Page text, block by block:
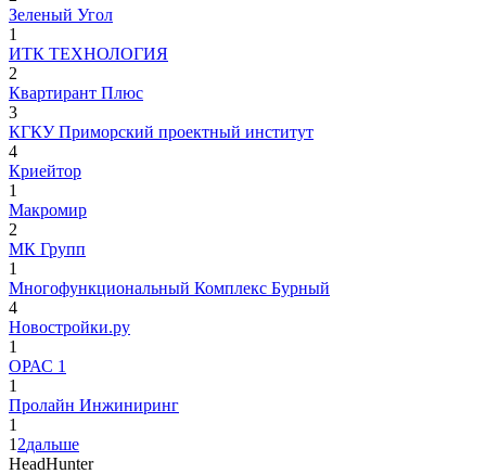
Зеленый Угол
1
ИТК ТЕХНОЛОГИЯ
2
Квартирант Плюс
3
КГКУ Приморский проектный институт
4
Криейтор
1
Макромир
2
МК Групп
1
Многофункциональный Комплекс Бурный
4
Новостройки.ру
1
ОРАС 1
1
Пролайн Инжиниринг
1
1 2дальше
HeadHunter